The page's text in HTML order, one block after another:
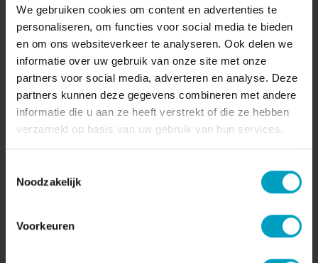
We gebruiken cookies om content en advertenties te
personaliseren, om functies voor social media te bieden
en om ons websiteverkeer te analyseren. Ook delen we
informatie over uw gebruik van onze site met onze
partners voor social media, adverteren en analyse. Deze
partners kunnen deze gegevens combineren met andere
informatie die u aan ze heeft verstrekt of die ze hebben
verzameld op basis van uw gebruik van hun services.
Noodzakelijk
Voorkeuren
Nog enkele appartementen beschikbaar
Op de hoek van de Europalaan en de
Valkenierstraat, op loopafstand van het centrum
van Valkenswaard, komen 16 rijwoningen, 46
appartementen en een parkeerkelder. Alle
rijwoningen en een groot deel van de
appartementen zijn verkocht. Er zijn nog slechts
enkele appartementen beschikbaar (vanaf-prijs
€442.500 v.o.n.).
Na de bouwvak is het terrein bouwrijp gemaakt,
waarna de feitelijke bouw is begonnen met het
bouw van de parkeerkelder, waarboven de